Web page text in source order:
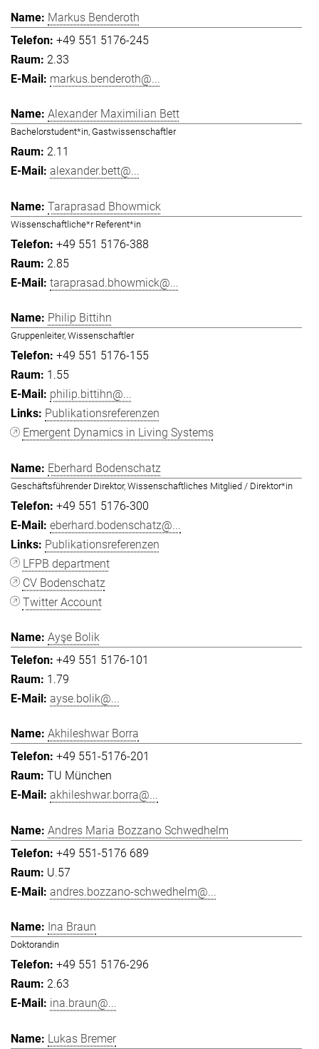
Markus Benderoth
+49 551 5176-245
2.33
markus.benderoth@...
Alexander Maximilian Bett
Bachelorstudent*in, Gastwissenschaftler
2.11
alexander.bett@...
Taraprasad Bhowmick
Wissenschaftliche*r Referent*in
+49 551 5176-388
2.85
taraprasad.bhowmick@...
Philip Bittihn
Gruppenleiter, Wissenschaftler
+49 551 5176-155
1.55
philip.bittihn@...
Publikationsreferenzen
Emergent Dynamics in Living Systems
Eberhard Bodenschatz
Geschäftsführender Direktor, Wissenschaftliches Mitglied / Direktor*in
+49 551 5176-300
eberhard.bodenschatz@...
Publikationsreferenzen
LFPB department
CV Bodenschatz
Twitter Account
Ayşe Bolik
+49 551 5176-101
1.79
ayse.bolik@...
Akhileshwar Borra
+49 551-5176-201
TU München
akhileshwar.borra@...
Andres Maria Bozzano Schwedhelm
+49 551-5176 689
U.57
andres.bozzano-schwedhelm@...
Ina Braun
Doktorandin
+49 551 5176-296
2.63
ina.braun@...
Lukas Bremer